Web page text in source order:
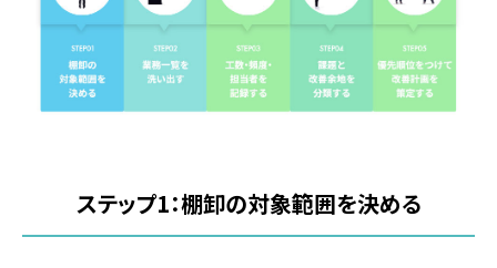
ステップ1：棚卸の対象範囲を決める